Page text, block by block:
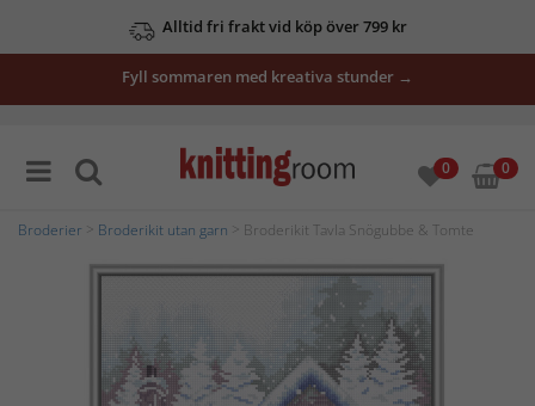
Alltid fri frakt vid köp över 799 kr
Fyll sommaren med kreativa stunder →
0 0
Broderier Broderikit utan garn > Broderikit Tavla Snögubbe & Tomte